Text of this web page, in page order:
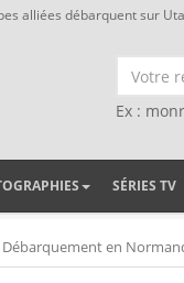
alliées débarquent sur
Ex :
SÉRIES TV
Débarquement en